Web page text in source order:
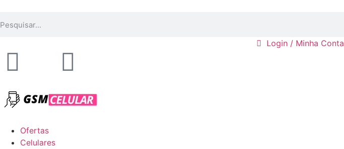
Login / Minha Conta
Ofertas
Celulares